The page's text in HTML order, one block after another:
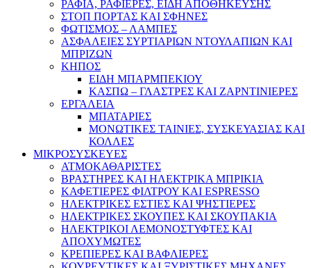
ΡΑΦΙΑ, ΡΑΦΙΕΡΕΣ, ΕΙΔΗ ΑΠΟΘΗΚΕΥΣΗΣ
ΣΤΟΠ ΠΟΡΤΑΣ ΚΑΙ ΣΦΗΝΕΣ
ΦΩΤΙΣΜΟΣ – ΛΑΜΠΕΣ
ΑΣΦΑΛΕΙΕΣ ΣΥΡΤΙΑΡΙΩΝ ΝΤΟΥΛΑΠΙΩΝ ΚΑΙ
ΜΠΡΙΖΩΝ
ΚΗΠΟΣ
ΕΙΔΗ ΜΠΑΡΜΠΕΚΙΟΥ
ΚΑΣΠΩ – ΓΛΑΣΤΡΕΣ ΚΑΙ ΖΑΡΝΤΙΝΙΕΡΕΣ
ΕΡΓΑΛΕΙΑ
ΜΠΑΤΑΡΙΕΣ
ΜΟΝΩΤΙΚΕΣ ΤΑΙΝΙΕΣ, ΣΥΣΚΕΥΑΣΙΑΣ ΚΑΙ
ΚΟΛΛΕΣ
ΜΙΚΡΟΣΥΣΚΕΥΕΣ
ΑΤΜΟΚΑΘΑΡΙΣΤΕΣ
ΒΡΑΣΤΗΡΕΣ ΚΑΙ ΗΛΕΚΤΡΙΚΑ ΜΠΡΙΚΙΑ
ΚΑΦΕΤΙΕΡΕΣ ΦΙΛΤΡΟΥ ΚΑΙ ESPRESSO
ΗΛΕΚΤΡΙΚΕΣ ΕΣΤΙΕΣ ΚΑΙ ΨΗΣΤΙΕΡΕΣ
ΗΛΕΚΤΡΙΚΕΣ ΣΚΟΥΠΕΣ ΚΑΙ ΣΚΟΥΠΑΚΙΑ
ΗΛΕΚΤΡΙΚΟΙ ΛΕΜΟΝΟΣΤΥΦΤΕΣ ΚΑΙ
ΑΠΟΧΥΜΩΤΕΣ
ΚΡΕΠΙΕΡΕΣ ΚΑΙ ΒΑΦΛΙΕΡΕΣ